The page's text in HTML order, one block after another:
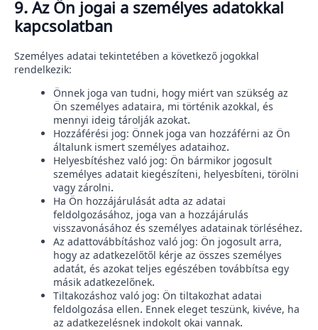
9. Az Ön jogai a személyes adatokkal
kapcsolatban
Személyes adatai tekintetében a következő jogokkal
rendelkezik:
Önnek joga van tudni, hogy miért van szükség az
Ön személyes adataira, mi történik azokkal, és
mennyi ideig tárolják azokat.
Hozzáférési jog: Önnek joga van hozzáférni az Ön
általunk ismert személyes adataihoz.
Helyesbítéshez való jog: Ön bármikor jogosult
személyes adatait kiegészíteni, helyesbíteni, törölni
vagy zárolni.
Ha Ön hozzájárulását adta az adatai
feldolgozásához, joga van a hozzájárulás
visszavonásához és személyes adatainak törléséhez.
Az adattovábbításhoz való jog: Ön jogosult arra,
hogy az adatkezelőtől kérje az összes személyes
adatát, és azokat teljes egészében továbbítsa egy
másik adatkezelőnek.
Tiltakozáshoz való jog: Ön tiltakozhat adatai
feldolgozása ellen. Ennek eleget teszünk, kivéve, ha
az adatkezelésnek indokolt okai vannak.